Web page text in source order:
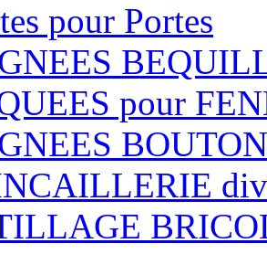
pour Portes
pour